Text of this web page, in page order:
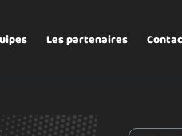
Les partenaires